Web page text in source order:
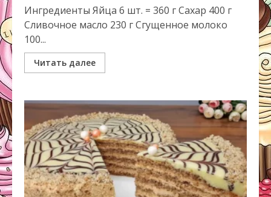
Ингредиенты Яйца 6 шт. = 360 г Сахар 400 г
Сливочное масло 230 г Сгущенное молоко
100...
Читать далее